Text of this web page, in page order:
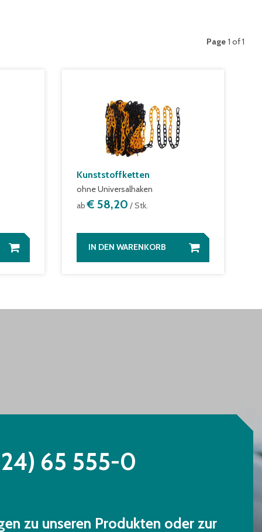
Page 1 of 1
Kunststoffketten
ohne Universalhaken
ab€ 58,20 / Stk.
IN DEN WARENKORB
65 555-0
zu unseren Produkten oder zur